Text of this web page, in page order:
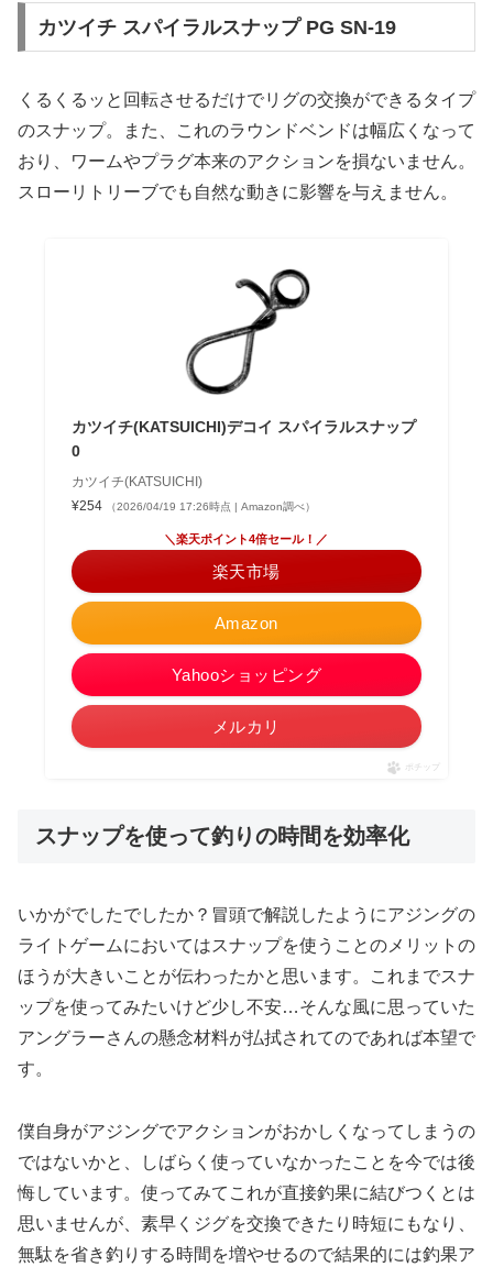
カツイチ スパイラルスナップ PG SN-19
くるくるッと回転させるだけでリグの交換ができるタイプ
のスナップ。また、これのラウンドベンドは幅広くなって
おり、ワームやプラグ本来のアクションを損ないません。
スローリトリーブでも自然な動きに影響を与えません。
カツイチ(KATSUICHI)デコイ スパイラルスナップ
0
カツイチ(KATSUICHI)
¥254
（2026/04/19 17:26時点 | Amazon調べ）
Amazon
＼楽天ポイント4倍セール！／
楽天市場
Yahooショッピング
メルカリ
ポチップ
スナップを使って釣りの時間を効率化
いかがでしたでしたか？冒頭で解説したようにアジングの
ライトゲームにおいてはスナップを使うことのメリットの
ほうが大きいことが伝わったかと思います。これまでスナ
ップを使ってみたいけど少し不安…そんな風に思っていた
アングラーさんの懸念材料が払拭されてのであれば本望で
す。
僕自身がアジングでアクションがおかしくなってしまうの
ではないかと、しばらく使っていなかったことを今では後
悔しています。使ってみてこれが直接釣果に結びつくとは
思いませんが、素早くジグを交換できたり時短にもなり、
無駄を省き釣りする時間を増やせるので結果的には釣果ア